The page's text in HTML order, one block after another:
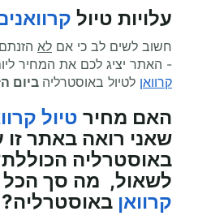
עלויות טיול
חשוב לשים לב כי אם לא
- האתר יציג לכם את המחיר
קרוואן לטיול באוסטרליה ביום
האם מחיר טיול
שאני רואה באתר זו
באוסטרליה
לשאול, מה סך הכל
קרוואן באוסטרליה?